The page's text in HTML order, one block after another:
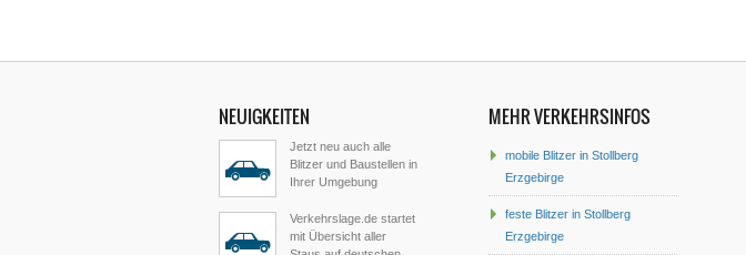
NEUIGKEITEN
Jetzt neu auch alle
Blitzer und Baustellen in
Ihrer Umgebung
Verkehrslage.de startet
mit Übersicht aller
MEHR VERKEHRSINFOS
mobile Blitzer in Stollberg
Erzgebirge
feste Blitzer in Stollberg
Erzgebirge